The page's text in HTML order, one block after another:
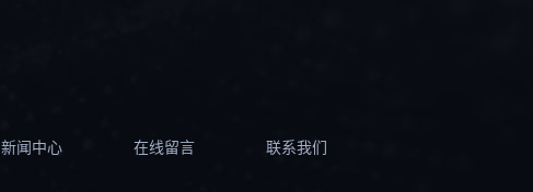
新闻中心 在线留言 联系我们